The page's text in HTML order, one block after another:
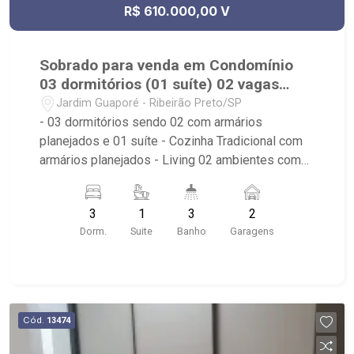
R$ 610.000,00 V
Sobrado para venda em Condomínio
03 dormitórios (01 suíte) 02 vagas
Jardim Guaporé
Jardim Guaporé - Ribeirão Preto/SP
- 03 dormitórios sendo 02 com armários
planejados e 01 suíte - Cozinha Tradicional com
armários planejados - Living 02 ambientes com
- Área de Serviço - 02 vagas de garagem -
Condomínio: Portaria 24hrs, Quadra Poliesportiva,
Quadra de Futebol de Areia, Playground,
Supermercados, Pão de Açúcar, Padaria Bella
Città, Pizzaria Bella Capri, PJ Studio Personal
Unidade Guaporé, Casa de Bolos, Kikito`s Grill,
3
Dorm.
1
Suite
3
Banho
2
Garagens
Cód. 13474